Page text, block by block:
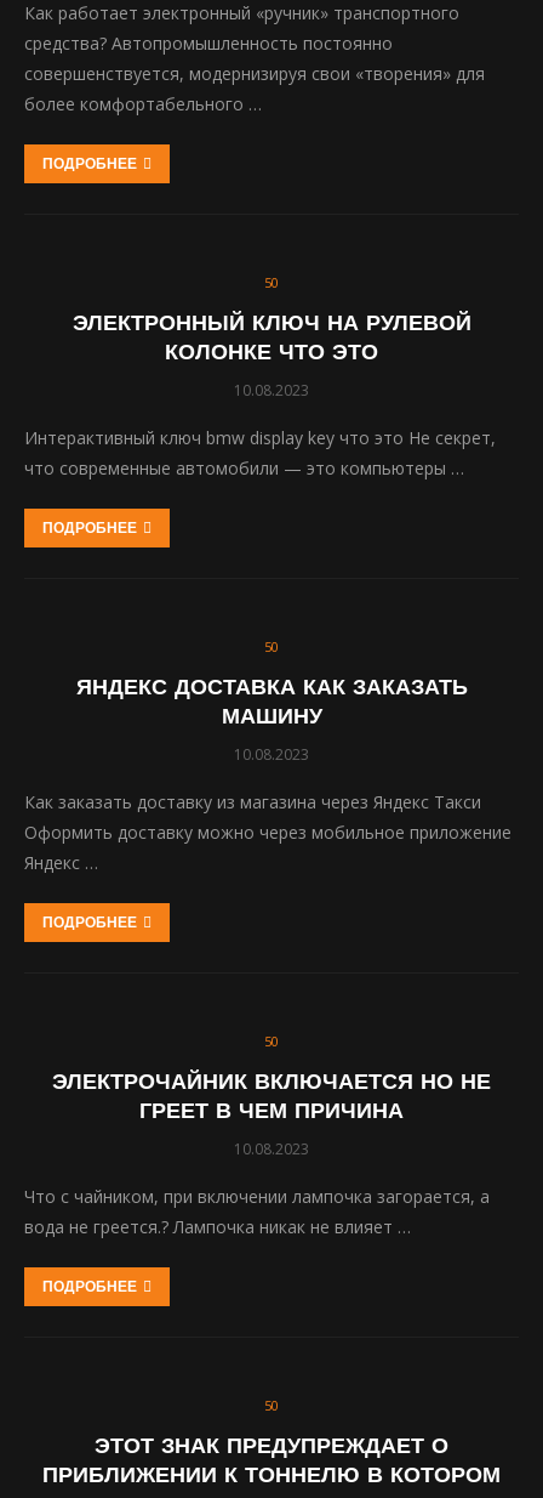
Как работает электронный «ручник» транспортного
средства? Автопромышленность постоянно
совершенствуется, модернизируя свои «творения» для
более комфортабельного …
ПОДРОБНЕЕ
50
ЭЛЕКТРОННЫЙ КЛЮЧ НА РУЛЕВОЙ
КОЛОНКЕ ЧТО ЭТО
10.08.2023
Интерактивный ключ bmw display key что это Не секрет,
что современные автомобили — это компьютеры …
ПОДРОБНЕЕ
50
ЯНДЕКС ДОСТАВКА КАК ЗАКАЗАТЬ
МАШИНУ
10.08.2023
Как заказать доставку из магазина через Яндекс Такси
Оформить доставку можно через мобильное приложение
Яндекс …
ПОДРОБНЕЕ
50
ЭЛЕКТРОЧАЙНИК ВКЛЮЧАЕТСЯ НО НЕ
ГРЕЕТ В ЧЕМ ПРИЧИНА
10.08.2023
Что с чайником, при включении лампочка загорается, а
вода не греется.? Лампочка никак не влияет …
ПОДРОБНЕЕ
50
ЭТОТ ЗНАК ПРЕДУПРЕЖДАЕТ О
ПРИБЛИЖЕНИИ К ТОННЕЛЮ В КОТОРОМ